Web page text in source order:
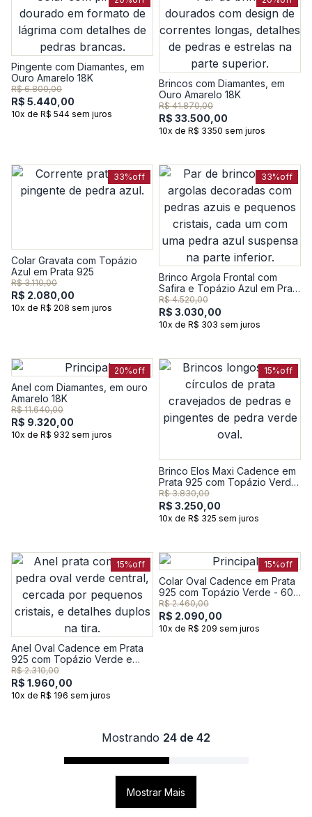
Pingente com Diamantes, em
Ouro Amarelo 18K
R$ 6.800,00
R$ 5.440,00
10x de R$ 544 sem juros
Brincos com Diamantes, em
Ouro Amarelo 18K
R$ 41.870,00
R$ 33.500,00
10x de R$ 3350 sem juros
33%off
Colar Gravata com Topázio
Azul em Prata 925
R$ 3.110,00
R$ 2.080,00
10x de R$ 208 sem juros
33%off
Brinco Argola Frontal com
Safira e Topázio Azul em Prata
925
R$ 4.520,00
R$ 3.030,00
10x de R$ 303 sem juros
20%off
Anel com Diamantes, em ouro
Amarelo 18K
R$ 11.640,00
R$ 9.320,00
10x de R$ 932 sem juros
15%off
Brinco Elos Maxi Cadence em
Prata 925 com Topázio Verde
e Safira
R$ 3.830,00
R$ 3.250,00
10x de R$ 325 sem juros
15%off
Anel Oval Cadence em Prata
925 com Topázio Verde e
Safira
R$ 2.310,00
R$ 1.960,00
10x de R$ 196 sem juros
15%off
Colar Oval Cadence em Prata
925 com Topázio Verde - 60
cm
R$ 2.460,00
R$ 2.090,00
10x de R$ 209 sem juros
Mostrando 24 de 42
Mostrar Mais